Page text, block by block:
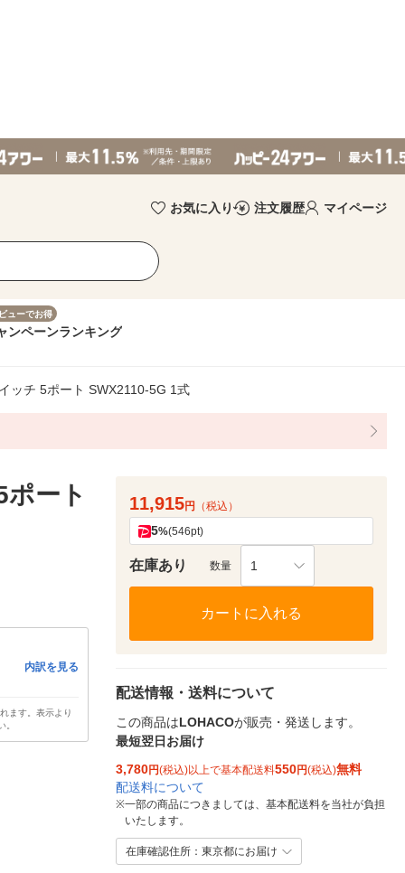
お気に入り 注文履歴 マイページ
ューでお得
ンペーンランキング
ッチ 5ポート SWX2110-5G 1式
ート
内訳を見る
ます。表示より
。
11,915円 （税込）
5%(546pt)
在庫あり 数量 1
カートに入れる
配送情報・送料について
この商品はLOHACOが販売・発送します。
最短翌日お届け
3,780円(税込)以上で基本配送料550円(税込)無料
配送料について
※一部の商品につきましては、基本配送料を当社が負担
いたします。
在庫確認住所：東京都にお届け